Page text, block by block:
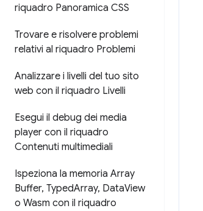
riquadro Panoramica CSS
Trovare e risolvere problemi
relativi al riquadro Problemi
Analizzare i livelli del tuo sito
web con il riquadro Livelli
Esegui il debug dei media
player con il riquadro
Contenuti multimediali
Ispeziona la memoria Array
Buffer, TypedArray, DataView
o Wasm con il riquadro